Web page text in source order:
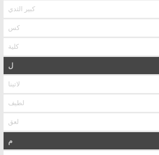
كبير الثدي
كس
كلية
ل
لاتينا
لطيف
لعق
م